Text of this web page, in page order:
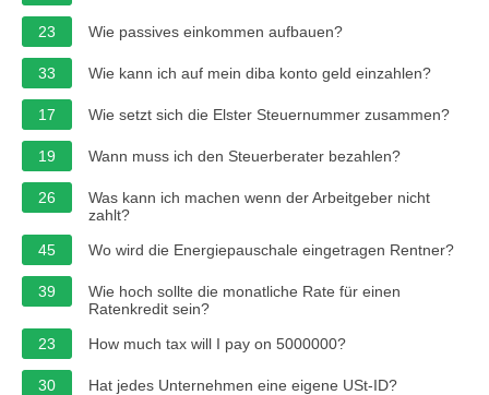
23 Wie passives einkommen aufbauen?
33 Wie kann ich auf mein diba konto geld einzahlen?
17 Wie setzt sich die Elster Steuernummer zusammen?
19 Wann muss ich den Steuerberater bezahlen?
26
Was kann ich machen wenn der Arbeitgeber nicht
zahlt?
45
Wo wird die Energiepauschale eingetragen Rentner?
39
Wie hoch sollte die monatliche Rate für einen
Ratenkredit sein?
23
How much tax will I pay on 5000000?
30 Hat jedes Unternehmen eine eigene USt-ID?